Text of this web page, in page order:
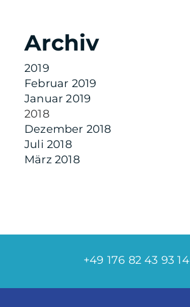
Archiv
2019
Februar 2019
Januar 2019
2018
Dezember 2018
Juli 2018
März 2018
+49 176 82 43 93 14